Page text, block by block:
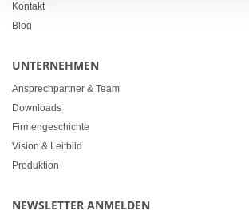
Kontakt
Blog
UNTERNEHMEN
Ansprechpartner & Team
Downloads
Firmengeschichte
Vision & Leitbild
Produktion
NEWSLETTER ANMELDEN